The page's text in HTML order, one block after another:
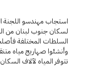
استجاب مهندسو اللجنة
لسكان جنوب لبنان من
السلطات المختلفة
وأنشئوا صهاريج مياه
تتوفر المياه لآلاف السكان عبر 160 كيلو مترًا من شبكة